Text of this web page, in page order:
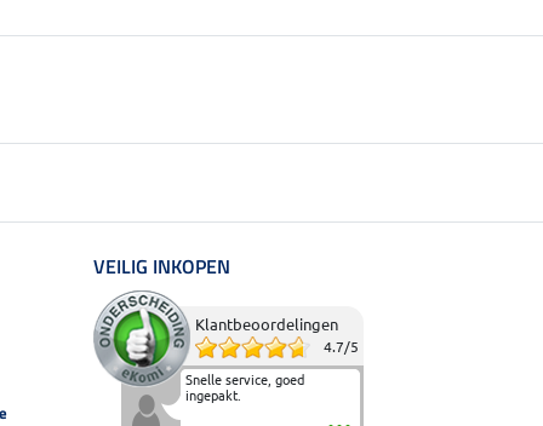
VEILIG INKOPEN
Klantbeoordelingen
4.7/5
Snelle service, goed
ingepakt.